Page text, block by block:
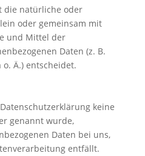
die natürliche oder
oder gemeinsam mit
und Mittel der
Daten (z. B.
o. Ä.) entscheidet.
keine
genannt wurde,
Daten bei uns,
entfällt.